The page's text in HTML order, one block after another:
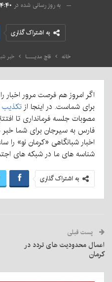
به روز رسانی شده در ۱۴:۴۰ - ۱۲ آبان
به اشتراک گذاری
خانه قاچ مدیــــا خبر شبانگاهی
برای شماست. در اینجا ازتکذیب
مصوبات جلسه فرمانداری تا
فارس به سیرجان برای شما خبر
شناسه های ما در شبکه های
به اشتراک گذاری
پست قبلی
اعمال محدودیت های تردد در
کرمان